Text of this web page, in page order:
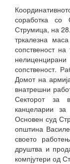
соработка
Струмица, на
тркалезна
сопственост
сопственост.
Домот на
внатрешни
Секторот за
канцеларии
Основен суд
општина
своето
друштва и
компјутери од